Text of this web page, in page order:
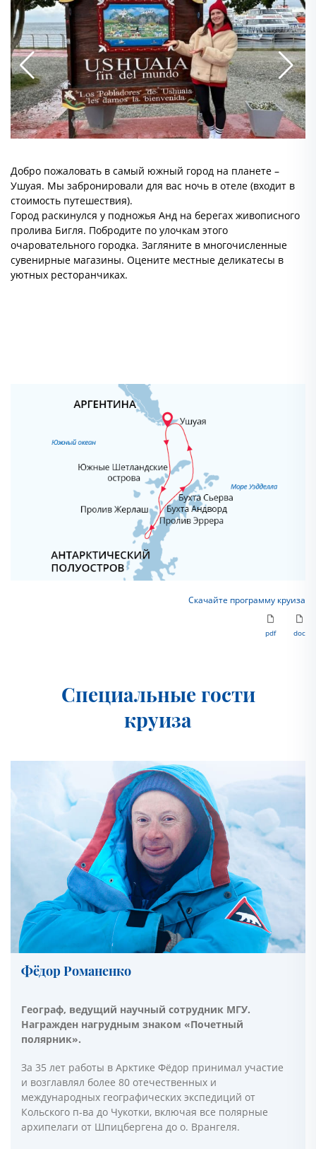
Добро пожаловать в самый южный город на планете –
Ушуая. Мы забронировали для вас ночь в отеле (входит в
стоимость путешествия).
Город раскинулся у подножья Анд на берегах живописного
пролива Бигля. Побродите по улочкам этого
очаровательного городка. Загляните в многочисленные
сувенирные магазины. Оцените местные деликатесы в
уютных ресторанчиках.
Скачайте программу круиза
pdf doc
Специальные гости
круиза
Фёдор Романенко
Географ, ведущий научный сотрудник МГУ.
Награжден нагрудным знаком «Почетный
полярник».
За 35 лет работы в Арктике Фёдор принимал участие
и возглавлял более 80 отечественных и
международных географических экспедиций от
Кольского п-ва до Чукотки, включая все полярные
архипелаги от Шпицбергена до о. Врангеля.